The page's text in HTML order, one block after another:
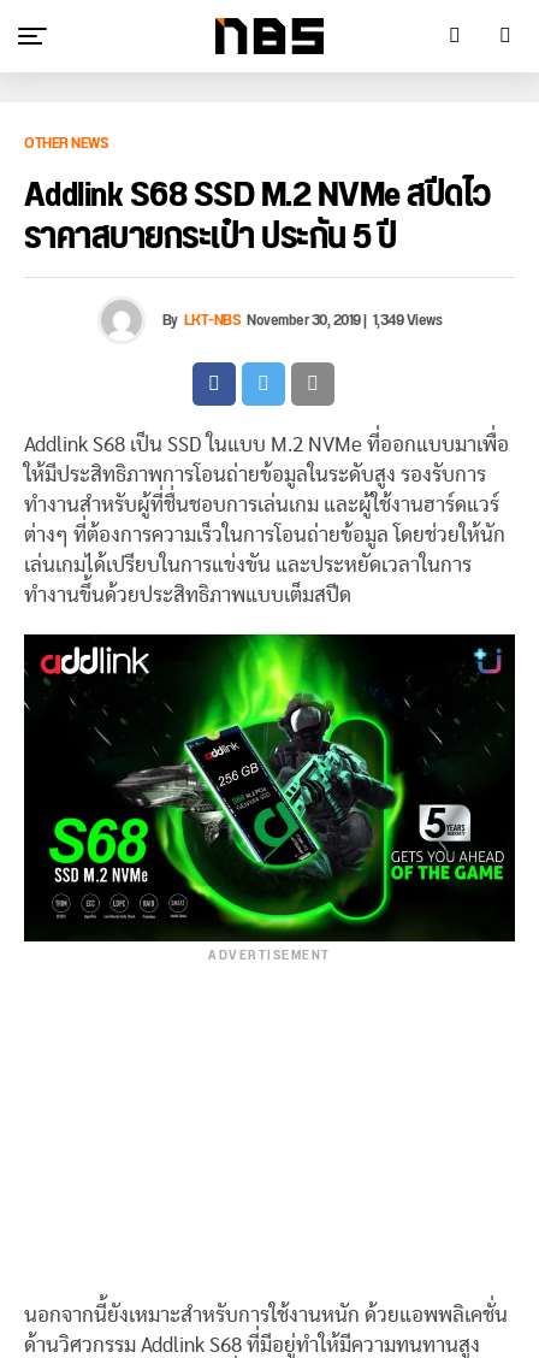
OTHER NEWS
Addlink S68 SSD M.2 NVMe สปีดไว
ราคาสบายกระเป๋า ประกัน 5 ปี
By LKT-NBSNovember 30, 2019| 1,349 Views
Addlink S68 เป็น SSD ในแบบ M.2 NVMe ที่ออกแบบมาเพื่อ
ให้มีประสิทธิภาพการโอนถ่ายข้อมูลในระดับสูง รองรับการ
ทำงานสำหรับผู้ที่ชื่นชอบการเล่นเกม และผู้ใช้งานฮาร์ดแวร์
ต่างๆ ที่ต้องการความเร็วในการโอนถ่ายข้อมูล โดยช่วยให้นัก
เล่นเกมได้เปรียบในการแข่งขัน และประหยัดเวลาในการ
ทำงานขึ้นด้วยประสิทธิภาพแบบเต็มสปีด
ADVERTISEMENT
นอกจากนี้ยังเหมาะสำหรับการใช้งานหนัก ด้วยแอพพลิเคชั่น
ด้านวิศวกรรม Addlink S68 ที่มีอยู่ทำให้มีความทนทานสูง